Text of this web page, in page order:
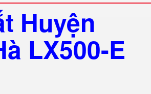
Huyện
LX500-E